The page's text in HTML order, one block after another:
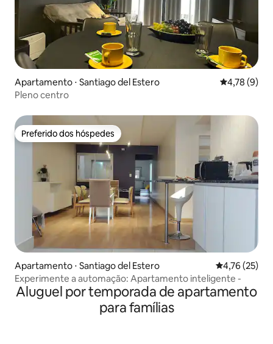
Apartamento ⋅ Santiago del Estero 4,78 de
4,78 (9)
Pleno centro
Preferido dos hóspedes
Preferido dos hóspedes
Apartamento ⋅ Santiago del Estero 4,76 de uma
4,76 (25)
Experimente a automação: Apartamento inteligente -
Aluguel por temporada de apartamento
para famílias